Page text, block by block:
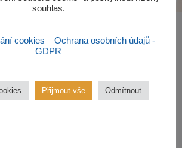
Kroužky začínají od října 2022.
Zájmové kroužky jsou
souhlas.‎
cookies
Ochrana osobních údajů -
GDPR
Přijmout vše Odmítnout